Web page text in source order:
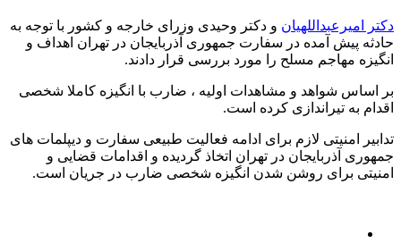
دکتر امیرعبداللهیان و دکتر وحیدی وزرای خارجه و کشور با توجه به
حادثه پیش آمده در سفارت جمهوری آذربایجان در تهران اهداف و
انگیزه مهاجم مسلح را مورد بررسی قرار دادند.
بر اساس شواهد و مشاهدات اولیه ، ضارب با انگیزه کاملا شخصی
اقدام به تیراندازی کرده است.
تدابیر امنیتی لازم برای ادامه فعالیت طبیعی سفارت و دیپلمات های
جمهوری آذربایجان در تهران اتخاذ گردیده و اقدامات قضایی و
امنیتی برای روشن شدن انگیزه شخصی ضارب در جریان است.